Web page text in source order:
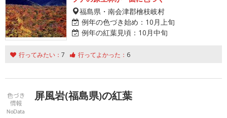
福島県・南会津郡檜枝岐村
例年の色づき始め： 10月上旬
例年の紅葉見頃： 10月中旬
行ってみたい： 7 行ってよかった： 6
屏風岩(福島県)の紅葉